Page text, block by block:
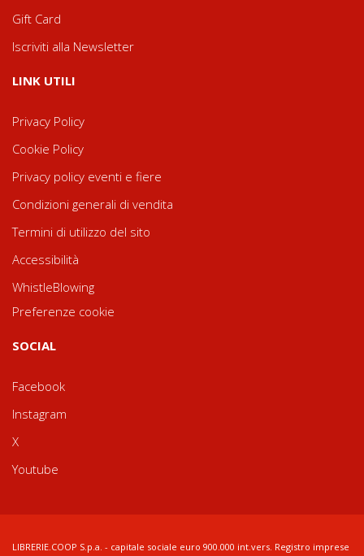
Gift Card
Iscriviti alla Newsletter
LINK UTILI
Privacy Policy
Cookie Policy
Privacy policy eventi e fiere
Condizioni generali di vendita
Termini di utilizzo del sito
Accessibilità
WhistleBlowing
Preferenze cookie
SOCIAL
Facebook
Instagram
X
Youtube
LIBRERIE.COOP S.p.a. - capitale sociale euro 900.000 int.vers. Registro imprese